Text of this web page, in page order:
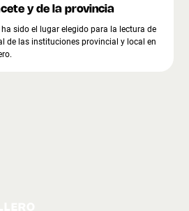
y de la provincia
sido el lugar elegido para la lectura de
de las instituciones provincial y local en